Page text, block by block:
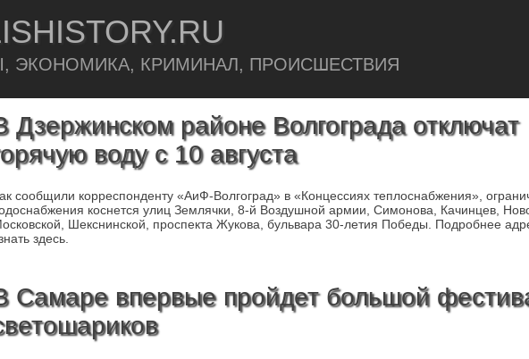
ЭКОНОМИКА, КРИМИНАЛ, ПРОИСШЕСТВИЯ
Дзержинском районе Волгограда отключат
воду с 10 августа
сообщили корреспонденту «АиФ-Волгоград» в «Концессиях теплоснабжения»,
коснется улиц Землячки, 8-й Воздушной армии, Симонова, Качинцев,
Шекснинской, проспекта Жукова, бульвара 30-летия Победы. Подробнее
здесь.
Самаре впервые пройдет большой